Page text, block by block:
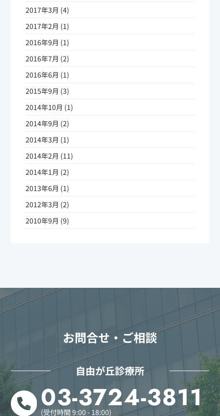
2017年3月 (4)
2017年2月 (1)
2016年9月 (1)
2016年7月 (2)
2016年6月 (1)
2015年9月 (3)
2014年10月 (1)
2014年9月 (2)
2014年3月 (1)
2014年2月 (11)
2014年1月 (2)
2013年6月 (1)
2012年3月 (2)
2010年9月 (9)
お問合せ・ご相談
自由が丘診療所
03-3724-3811
(受付時間 9:00 - 18:00)